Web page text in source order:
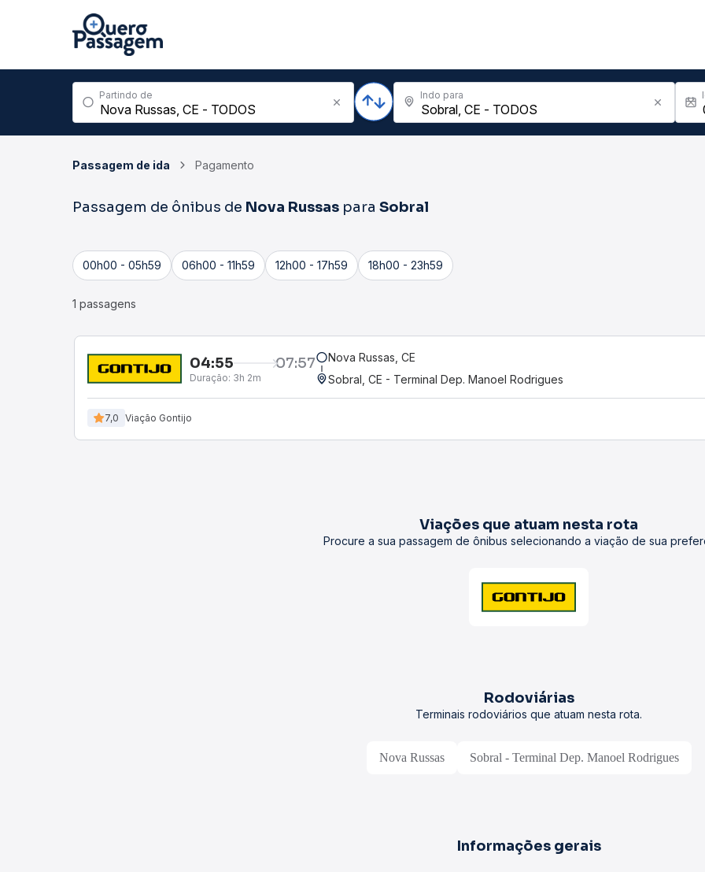
Partindo de Indo para
Passagem de ida Pagamento
Passagem de ônibus de Nova Russas para Sobral
00h00 - 05h59 06h00 - 11h59 12h00 - 17h59 18h00 - 23h59
1 passagens
04:55 07:57
Duração: 3h 2m
Nova Russas, CE
Sobral, CE - Terminal Dep. Manoel Rodrigues
7,0 Viação Gontijo
Viações que atuam nesta rota
Procure a sua passagem de ônibus selecionando a viação de sua
Rodoviárias
Terminais rodoviários que atuam nesta rota.
Nova Russas Sobral - Terminal Dep. Manoel Rodrigues
Informações gerais